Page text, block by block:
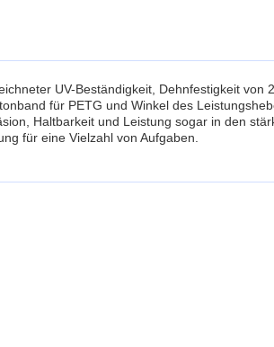
UV-Beständigkeit, Dehnfestigkeit
für PETG und Winkel des
Haltbarkeit und Leistung sogar in den
für eine Vielzahl von Aufgaben.